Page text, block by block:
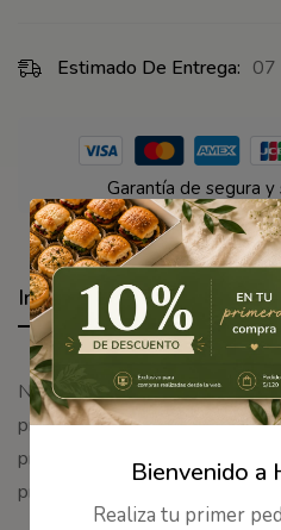
Estimado De Entrega: 07
Garantía de segura
Información adicional
Nuestros productos son
producción de Hojita Dulce,
preparación cuidadosos para
presentación y sabor.
Bienvenido a
Realiza tu primer